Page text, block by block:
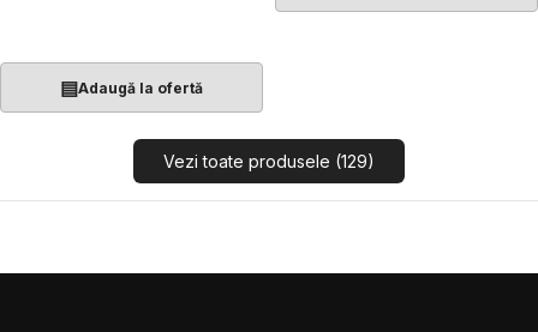
▤Adaugă la ofertă
Vezi toate produsele (129)